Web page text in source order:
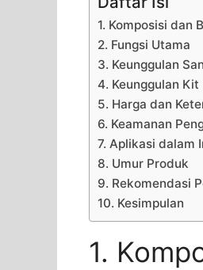
1. Komposisi dan
2. Fungsi Utama
3. Keunggulan
4. Keunggulan Kit
5. Harga dan
6. Keamanan
7. Aplikasi dalam
8. Umur Produk
9. Rekomendasi
10. Kesimpulan
1.